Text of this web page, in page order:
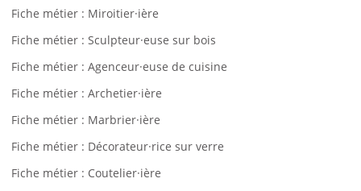
Fiche métier : Miroitier·ière
Fiche métier : Sculpteur·euse sur bois
Fiche métier : Agenceur·euse de cuisine
Fiche métier : Archetier·ière
Fiche métier : Marbrier·ière
Fiche métier : Décorateur·rice sur verre
Fiche métier : Coutelier·ière